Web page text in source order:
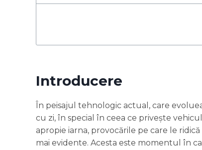
Introducere
În peisajul tehnologic actual, care
cu zi, în special în ceea ce privește
apropie iarna, provocările pe care le
mai evidente. Acesta este momentul în